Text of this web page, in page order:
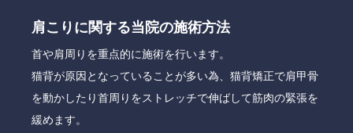
肩こりに関する当院の施術方法
首や肩周りを重点的に施術を行います。
猫背が原因となっていることが多い為、猫背矯正で肩甲骨
を動かしたり首周りをストレッチで伸ばして筋肉の緊張を
緩めます。